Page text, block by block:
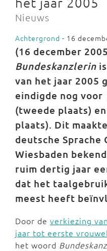
Nieuws
Achtergrond - 16
(16 december
Bundeskanzlerin
van het jaar 2005
eindigde nog voor
(tweede plaats) en
plaats). Dit
deutsche Sprache
Wiesbaden
ruim dertig jaar
dat het
meest heeft
Door de verkiezing
jaar tot eerste
het woord